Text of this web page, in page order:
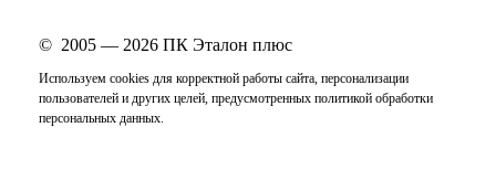
© 2005 — 2026ПК Эталон плюс
Используем cookies для корректной работы сайта, персонализации
пользователей и других целей, предусмотренных политикой обработки
персональных данных.